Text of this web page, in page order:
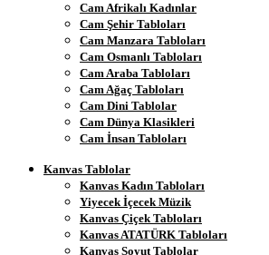
Cam Afrikalı Kadınlar
Cam Şehir Tabloları
Cam Manzara Tabloları
Cam Osmanlı Tabloları
Cam Araba Tabloları
Cam Ağaç Tabloları
Cam Dini Tablolar
Cam Dünya Klasikleri
Cam İnsan Tabloları
Kanvas Tablolar
Kanvas Kadın Tabloları
Yiyecek İçecek Müzik
Kanvas Çiçek Tabloları
Kanvas ATATÜRK Tabloları
Kanvas Soyut Tablolar